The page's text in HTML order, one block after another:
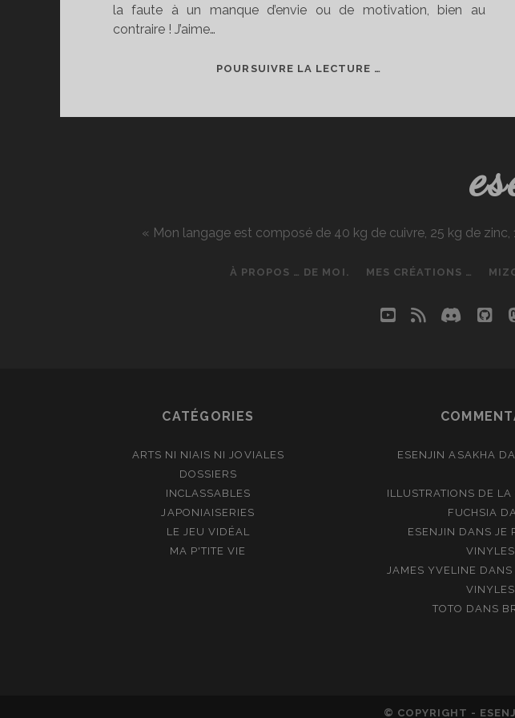
la faute à un manque d’envie ou de motivation, bien au
contraire ! J’aime…
POURSUIVRE LA LECTURE …
« Mon langage est composé de 40 kg de cuivre, 25 kg de
À PROPOS … DE MOI. MES CRÉATIONS …
youtube
rss
CATÉGORIES
ARTS NI NIAIS NI JOVIALES
DOSSIERS
INCLASSABLES
JAPONIAISERIES
LE JEU VIDÉAL
MA P'TITE VIE
ESENJIN ASAKHA
ILLUSTRATIONS DE
FUCHSIA
ESENJIN DANSJE
JAMES YVELINE
TOTO DANS
© COPYRIGHT -